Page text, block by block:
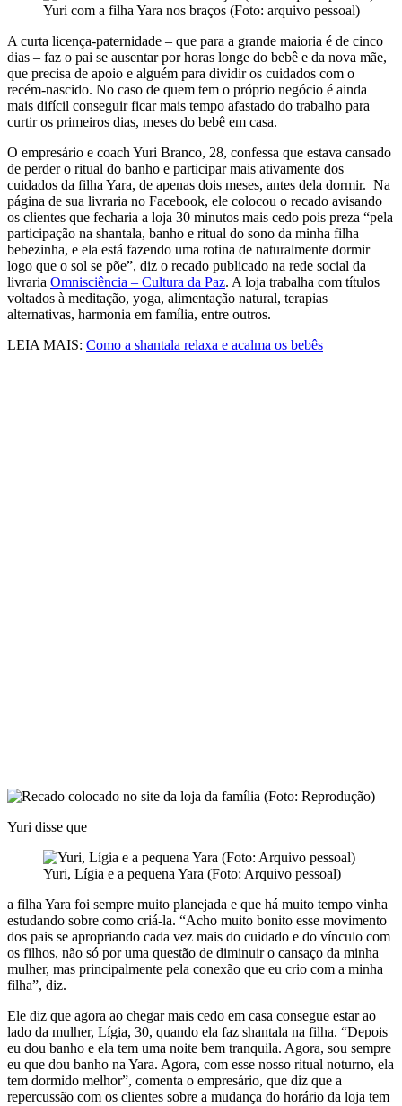
Yuri com a filha Yara nos braços (Foto: arquivo pessoal)
A curta licença-paternidade – que para a grande maioria é de cinco
dias – faz o pai se ausentar por horas longe do bebê e da nova mãe,
que precisa de apoio e alguém para dividir os cuidados com o
recém-nascido. No caso de quem tem o próprio negócio é ainda
mais difícil conseguir ficar mais tempo afastado do trabalho para
curtir os primeiros dias, meses do bebê em casa.
O empresário e coach Yuri Branco, 28, confessa que estava cansado
de perder o ritual do banho e participar mais ativamente dos
cuidados da filha Yara, de apenas dois meses, antes dela dormir. Na
página de sua livraria no Facebook, ele colocou o recado avisando
os clientes que fecharia a loja 30 minutos mais cedo pois preza “pela
participação na shantala, banho e ritual do sono da minha filha
bebezinha, e ela está fazendo uma rotina de naturalmente dormir
logo que o sol se põe”, diz o recado publicado na rede social da
livraria Omnisciência – Cultura da Paz. A loja trabalha com títulos
voltados à meditação, yoga, alimentação natural, terapias
alternativas, harmonia em família, entre outros.
LEIA MAIS: Como a shantala relaxa e acalma os bebês
Yuri disse que
Yuri, Lígia e a pequena Yara (Foto: Arquivo pessoal)
a filha Yara foi sempre muito planejada e que há muito tempo vinha
estudando sobre como criá-la. “Acho muito bonito esse movimento
dos pais se apropriando cada vez mais do cuidado e do vínculo com
os filhos, não só por uma questão de diminuir o cansaço da minha
mulher, mas principalmente pela conexão que eu crio com a minha
filha”, diz.
Ele diz que agora ao chegar mais cedo em casa consegue estar ao
lado da mulher, Lígia, 30, quando ela faz shantala na filha. “Depois
eu dou banho e ela tem uma noite bem tranquila. Agora, sou sempre
eu que dou banho na Yara. Agora, com esse nosso ritual noturno, ela
tem dormido melhor”, comenta o empresário, que diz que a
repercussão com os clientes sobre a mudança do horário da loja tem